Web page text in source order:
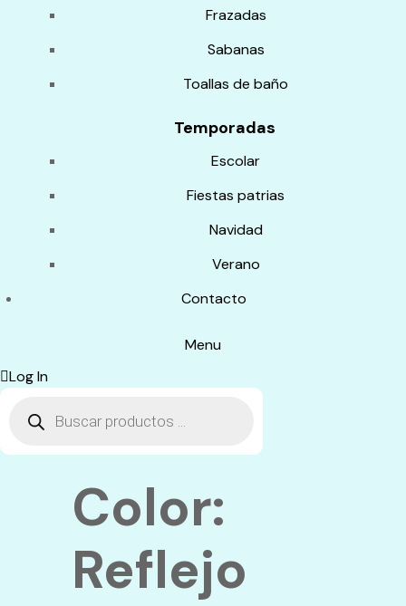
Frazadas
Sabanas
Toallas de baño
Temporadas
Escolar
Fiestas patrias
Navidad
Verano
Contacto
Menu
Log In
productos
Color:
Reflejo